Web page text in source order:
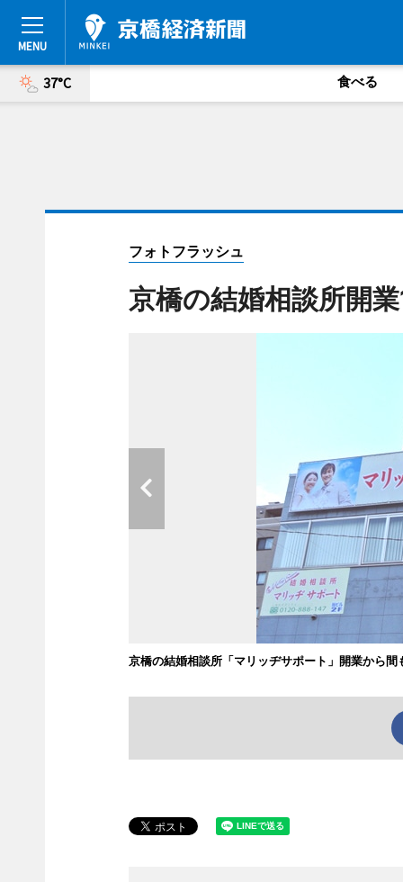
37°C 食べる
フォトフラッシュ
京橋の結婚相談所開
京橋の結婚相談所「マリッヂサポート」開業から間